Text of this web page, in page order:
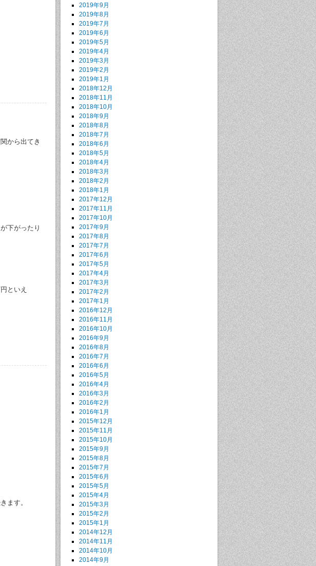
から出てき
下がったり
といえ
ます。
2019年9月
2019年8月
2019年7月
2019年6月
2019年5月
2019年4月
2019年3月
2019年2月
2019年1月
2018年12月
2018年11月
2018年10月
2018年9月
2018年8月
2018年7月
2018年6月
2018年5月
2018年4月
2018年3月
2018年2月
2018年1月
2017年12月
2017年11月
2017年10月
2017年9月
2017年8月
2017年7月
2017年6月
2017年5月
2017年4月
2017年3月
2017年2月
2017年1月
2016年12月
2016年11月
2016年10月
2016年9月
2016年8月
2016年7月
2016年6月
2016年5月
2016年4月
2016年3月
2016年2月
2016年1月
2015年12月
2015年11月
2015年10月
2015年9月
2015年8月
2015年7月
2015年6月
2015年5月
2015年4月
2015年3月
2015年2月
2015年1月
2014年12月
2014年11月
2014年10月
2014年9月